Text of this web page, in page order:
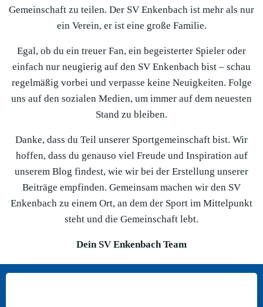
Gemeinschaft zu teilen. Der SV Enkenbach ist mehr als nur
ein Verein, er ist eine große Familie.
Egal, ob du ein treuer Fan, ein begeisterter Spieler oder
einfach nur neugierig auf den SV Enkenbach bist – schau
regelmäßig vorbei und verpasse keine Neuigkeiten. Folge
uns auf den sozialen Medien, um immer auf dem neuesten
Stand zu bleiben.
Danke, dass du Teil unserer Sportgemeinschaft bist. Wir
hoffen, dass du genauso viel Freude und Inspiration auf
unserem Blog findest, wie wir bei der Erstellung unserer
Beiträge empfinden. Gemeinsam machen wir den SV
Enkenbach zu einem Ort, an dem der Sport im Mittelpunkt
steht und die Gemeinschaft lebt.
Dein SV Enkenbach Team